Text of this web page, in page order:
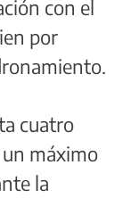
con el
por
cuatro
máximo
la